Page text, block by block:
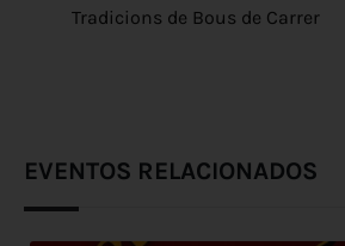
Tradicions de Bous de Carrer
EVENTOS RELACIONADOS